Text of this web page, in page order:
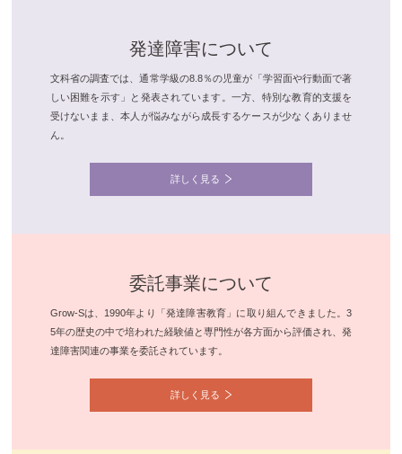
発達障害について
文科省の調査では、通常学級の8.8％の児童が「学習面や行動面で著
しい困難を示す」と発表されています。一方、特別な教育的支援を
受けないまま、本人が悩みながら成長するケースが少なくありませ
ん。
詳しく見る
委託事業について
Grow-Sは、1990年より「発達障害教育」に取り組んできました。3
5年の歴史の中で培われた経験値と専門性が各方面から評価され、発
達障害関連の事業を委託されています。
詳しく見る